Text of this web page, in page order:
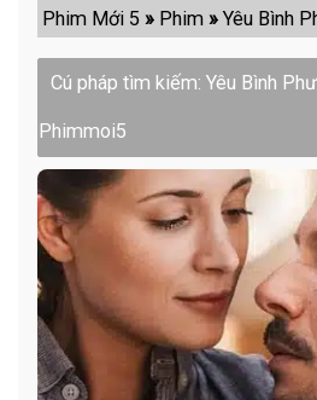
Phim Mới 5 » Phim »Yêu Bình
Cú pháp tìm kiếm: Yêu Bình
Phimmoi5